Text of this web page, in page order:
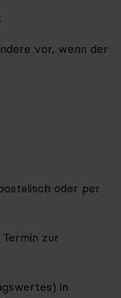
vor, wenn der
oder per
zur
in